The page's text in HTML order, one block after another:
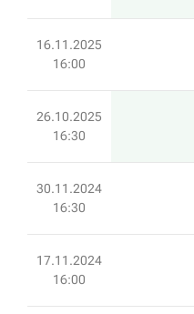
16.11.2025
16:00
26.10.2025
16:30
30.11.2024
16:30
17.11.2024
16:00